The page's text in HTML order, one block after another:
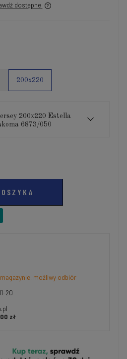
dostępne
200x220
200x220 Estella
6873/050
możliwy odbiór
20
zł